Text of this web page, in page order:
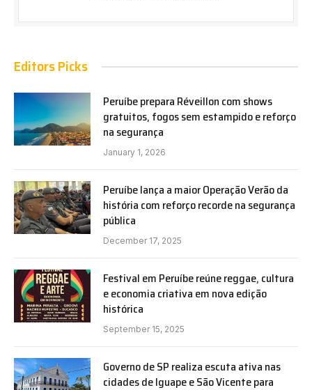
Editors Picks
Peruíbe prepara Réveillon com shows
gratuitos, fogos sem estampido e reforço
na segurança
January 1, 2026
Peruíbe lança a maior Operação Verão da
história com reforço recorde na segurança
pública
December 17, 2025
Festival em Peruíbe reúne reggae, cultura
e economia criativa em nova edição
histórica
September 15, 2025
Governo de SP realiza escuta ativa nas
cidades de Iguape e São Vicente para